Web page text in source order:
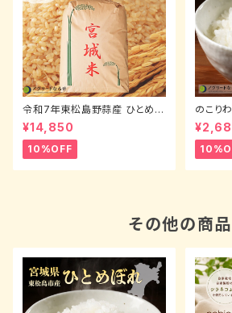
令和7年東松島野蒜産 ひとめぼ
れ（玄米）30kg
¥14,850
10%OFF
のこり
蒜産 ひ
その他の商品